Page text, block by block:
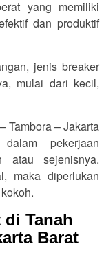
yang memiliki
dan produktif
jenis breaker
mulai dari kecil,
Tambora – Jakarta
pekerjaan
atau sejenisnya.
maka diperlukan
di Tanah
Barat